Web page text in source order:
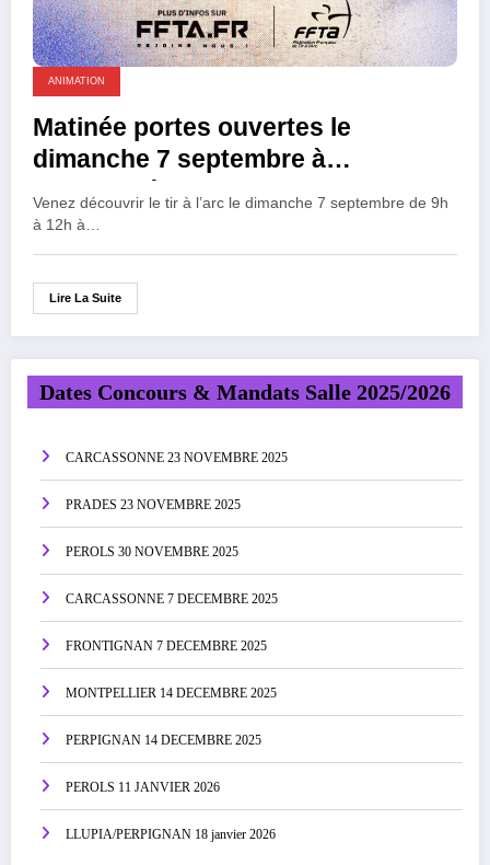
Dates Concours & Mandats Salle 2025/2026
CARCASSONNE 23 NOVEMBRE 2025
PRADES 23 NOVEMBRE 2025
PEROLS 30 NOVEMBRE 2025
CARCASSONNE 7 DECEMBRE 2025
FRONTIGNAN 7 DECEMBRE 2025
MONTPELLIER 14 DECEMBRE 2025
PERPIGNAN 14 DECEMBRE 2025
PEROLS 11 JANVIER 2026
LLUPIA/PERPIGNAN 18 janvier 2026
ANIMATION
Matinée portes ouvertes le
dimanche 7 septembre à
Montflourès
Venez découvrir le tir à l’arc le dimanche 7 septembre de 9h
à 12h à…
Lire La Suite